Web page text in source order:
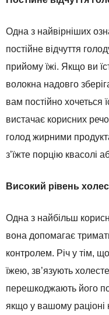
Одна з найвірніших
постійне відчуття
прийому їжі. Якщо ви
волокна надовго
вам постійно
вистачає корисних
голод жирними
з’їжте порцію квасолі
Високий рівень
Одна з найбільш
вона допомагає
контролем. Річ у тім,
їжею, зв’язують
перешкоджають його
якщо у вашому раціоні